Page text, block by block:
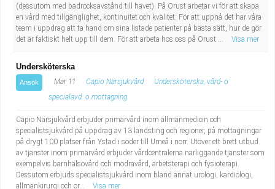
(dessutom med badrocksavstånd till havet). På Orust arbetar vi för att skapa
en vård med tillgänglighet, kontinuitet och kvalitet. För att uppnå det har våra
team i uppdrag att ta hand om sina listade patienter på bästa sätt, hur de gör
det är faktiskt helt upp till dem. För att arbeta hos oss på Orust ...
Visa mer
Undersköterska
Ansök Mar 11 Capio Närsjukvård
Undersköterska, vård- o
specialavd. o mottagning
Capio Närsjukvård erbjuder primärvård inom allmänmedicin och
specialistsjukvård på uppdrag av 13 landsting och regioner, på mottagningar
på drygt 100 platser från Ystad i söder till Umeå i norr. Utöver ett brett utbud
av tjänster inom primärvård erbjuder vårdcentralerna närliggande tjänster som
exempelvis barnhälsovård och mödravård, arbetsterapi och fysioterapi.
Dessutom erbjuds specialistsjukvård inom bland annat urologi, kardiologi,
allmänkirurgi och or...
Visa mer